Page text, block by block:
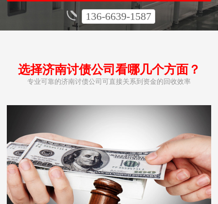
136-6639-1587
选择济南讨债公司看哪几个方面？
专业可靠的济南讨债公司可直接关系到资金的回收效率